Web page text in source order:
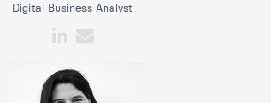
Digital Business Analyst